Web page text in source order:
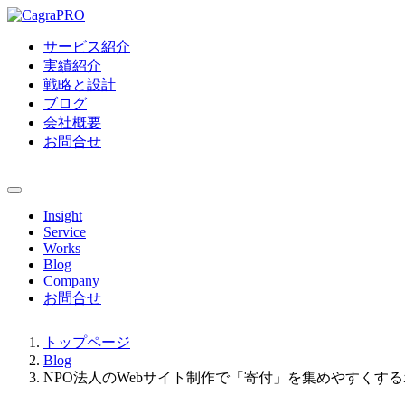
サービス紹介
実績紹介
戦略と設計
ブログ
会社概要
お問合せ
Insight
Service
Works
Blog
Company
お問合せ
トップページ
Blog
NPO法人のWebサイト制作で「寄付」を集めやすくす